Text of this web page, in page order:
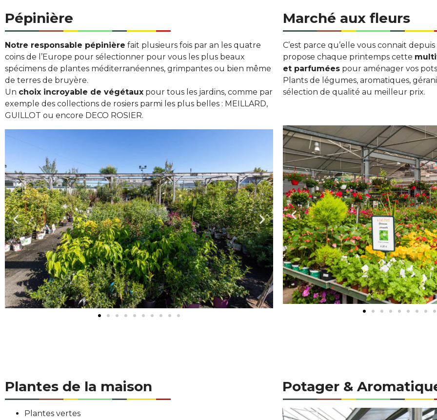
Pépinière
Notre responsable pépinière fait plusieurs fois par an les quatre
coins de l’Europe pour sélectionner pour vous les plus beaux
spécimens de plantes méditerranéennes, grimpantes ou bien même
de terres de bruyère.
Un choix incroyable de végétaux pour tous les jardins, comme par
exemple des collections de rosiers parmi les plus belles : MEILLARD,
GUILLOT ou encore DECO ROSIER.
Marché aux fleurs
C’est parce qu’elle vous connait
propose chaque printemps cette
et parfumées pour aménager vos
Plants de légumes, aromatiques,
sélection de qualité au meilleur prix.
Plantes de la maison
Plantes vertes
Potager &